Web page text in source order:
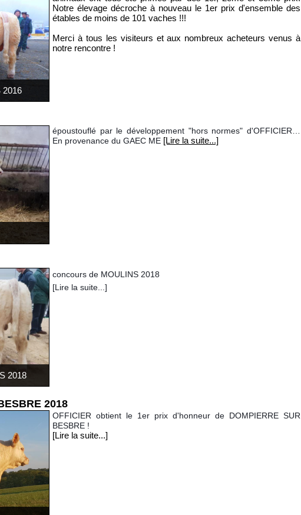
2016
Notre élevage décroche à nouveau le 1er prix d'ensemble des
étables de moins de 101 vaches !!!
Merci à tous les visiteurs et aux nombreux acheteurs venus à
notre rencontre !
époustouflé par le développement "hors normes" d'OFFICIER…
En provenance du GAEC ME [Lire la suite...]
2018
concours de MOULINS 2018
[Lire la suite...]
2018
OFFICIER obtient le 1er prix d'honneur de DOMPIERRE SUR
BESBRE !
[Lire la suite...]